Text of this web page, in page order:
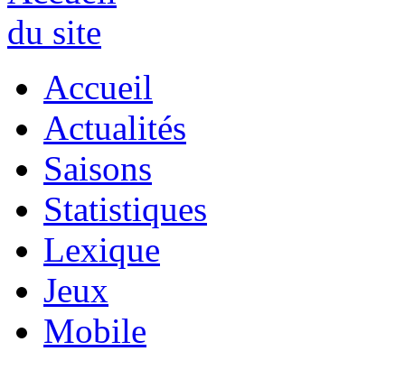
Accueil
Actualités
Saisons
Statistiques
Lexique
Jeux
Mobile